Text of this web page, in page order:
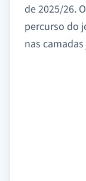
de 2025/26.
percurso do
nas